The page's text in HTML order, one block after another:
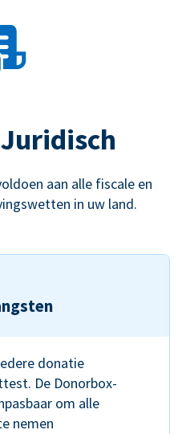
aan alle fiscale en
in uw land.
donatie
De Donorbox-
om alle
nemen